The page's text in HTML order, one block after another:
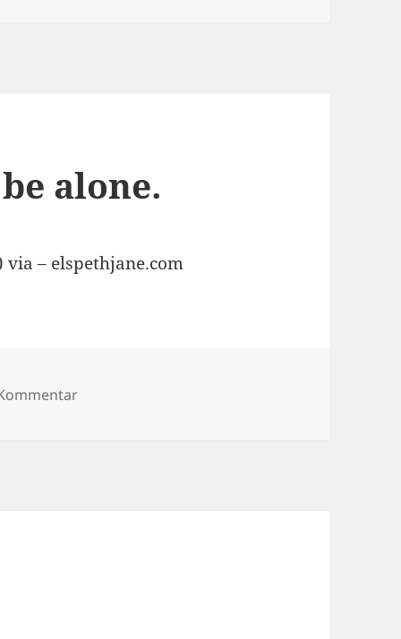
alone.
via – elspethjane.com
zu Box just wants to be alone.